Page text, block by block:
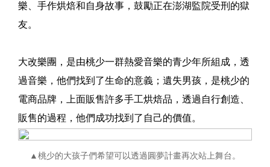
樂、手作烘焙和自身故事，鼓勵正在澎湖監院受刑的獄
友。
大改樂團，是由桃少一群熱愛音樂的青少年所組成，透
過音樂，他們找到了生命的意義；遺失男孩，是桃少的
電商品牌，上面販售許多手工烘焙品，透過自行創造、
販售的過程，他們成功找到了自己的價值。
▲桃少的大孩子們希望可以透過圓夢計畫再次站上舞台。